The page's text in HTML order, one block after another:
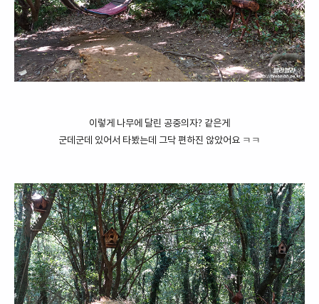
이렇게 나무에 달린 공중의자? 같은게
군데군데 있어서 타봤는데 그닥 편하진 않았어요 ㅋㅋ